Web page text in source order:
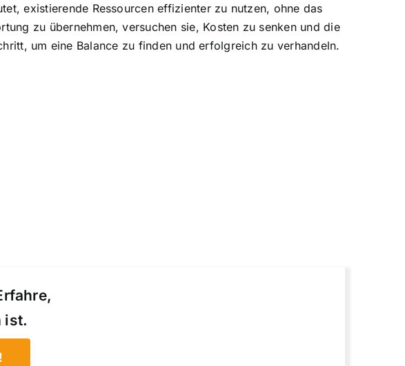
existierende Ressourcen effizienter zu nutzen, ohne das
zu übernehmen, versuchen sie, Kosten zu senken und die
um eine Balance zu finden und erfolgreich zu verhandeln.
ist.